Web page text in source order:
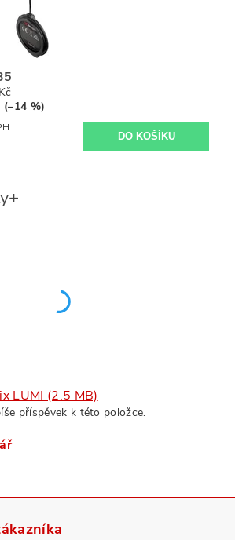
(–14 %)
LUMI (2.5 MB)
příspěvek k této položce.